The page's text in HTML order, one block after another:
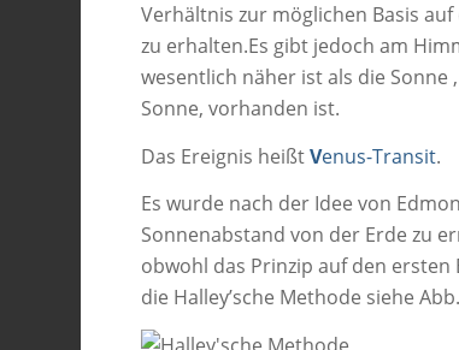
Verhältnis zur möglichen Basis auf
zu erhalten.Es gibt jedoch am
wesentlich näher ist als die
Sonne, vorhanden ist.
Das Ereignis heißtVenus-Transit.
Es wurde nach der Idee von
Sonnenabstand von der Erde zu
obwohl das Prinzip auf den ersten
die Halley’sche Methode siehe Abb.